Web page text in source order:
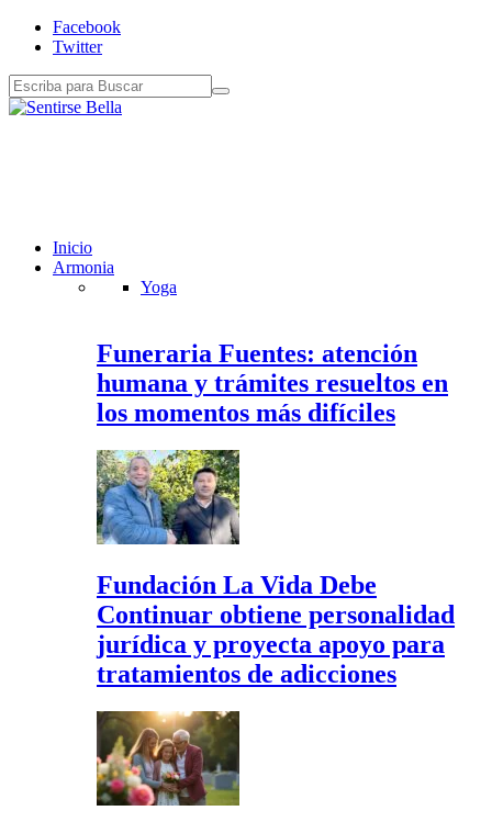
Facebook
Twitter
Inicio
Armonia
Yoga
Funeraria Fuentes: atención
humana y trámites resueltos en
los momentos más difíciles
Fundación La Vida Debe
Continuar obtiene personalidad
jurídica y proyecta apoyo para
tratamientos de adicciones